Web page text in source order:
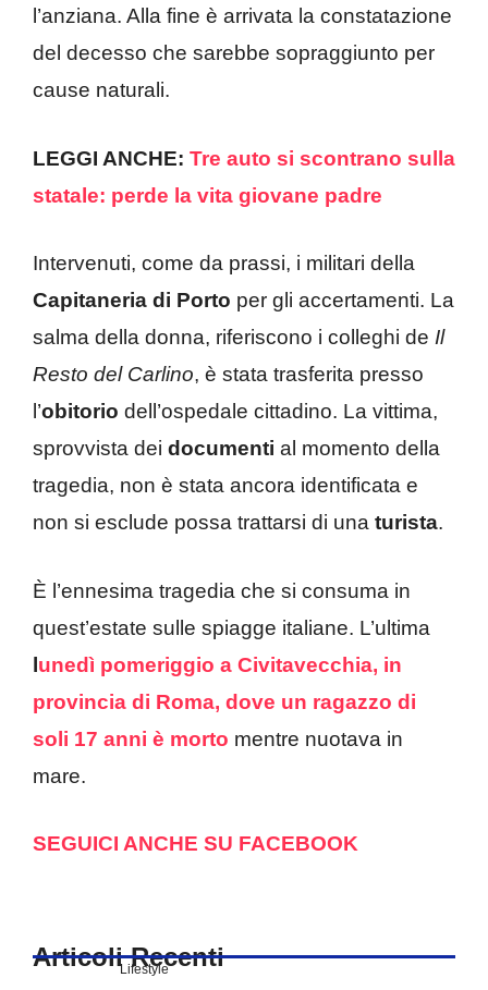
l’anziana. Alla fine è arrivata la constatazione
del decesso che sarebbe sopraggiunto per
cause naturali.
LEGGI ANCHE: Tre auto si scontrano sulla
statale: perde la vita giovane padre
Intervenuti, come da prassi, i militari della
Capitaneria di Porto per gli accertamenti. La
salma della donna, riferiscono i colleghi de Il
Resto del Carlino, è stata trasferita presso
l’obitorio dell’ospedale cittadino. La vittima,
sprovvista dei documenti al momento della
tragedia, non è stata ancora identificata e
non si esclude possa trattarsi di una turista.
È l’ennesima tragedia che si consuma in
quest’estate sulle spiagge italiane. L’ultima
lunedì pomeriggio a Civitavecchia, in
provincia di Roma, dove un ragazzo di
soli 17 anni è morto mentre nuotava in
mare.
SEGUICI ANCHE SU FACEBOOK
Articoli Recenti
Lifestyle